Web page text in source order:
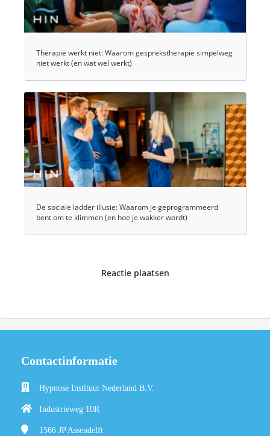
Therapie werkt niet: Waarom gesprekstherapie simpelweg
niet werkt (en wat wel werkt)
De sociale ladder illusie: Waarom je geprogrammeerd
bent om te klimmen (en hoe je wakker wordt)
Reactie plaatsen
Contactinformatie
Hypnose Instituut Nederland B.V.
Industrieweg 10R
1566 JPAssendelft